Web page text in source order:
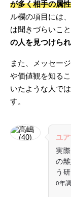
が多く相手の属
ル欄の項目には
は聞きづらいこ
の人を見つけら
また、メッセー
や価値観を知る
いたような人で
す。
ユ
実
の
う
0年